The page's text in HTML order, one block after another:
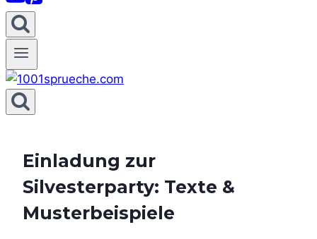
Einladung zur
Silvesterparty: Texte &
Musterbeispiele